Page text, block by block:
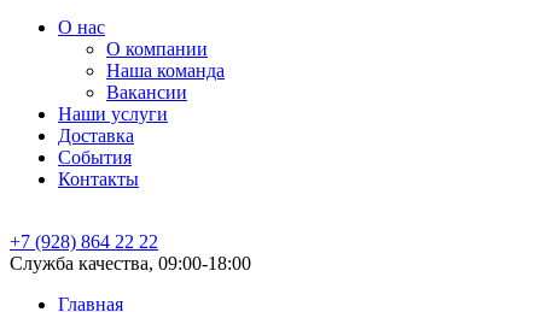
О нас
О компании
Наша команда
Вакансии
Наши услуги
Доставка
События
Контакты
+7 (928) 864 22 22
Служба качества, 09:00-18:00
Главная